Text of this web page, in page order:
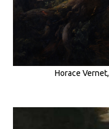
Horace Vernet,